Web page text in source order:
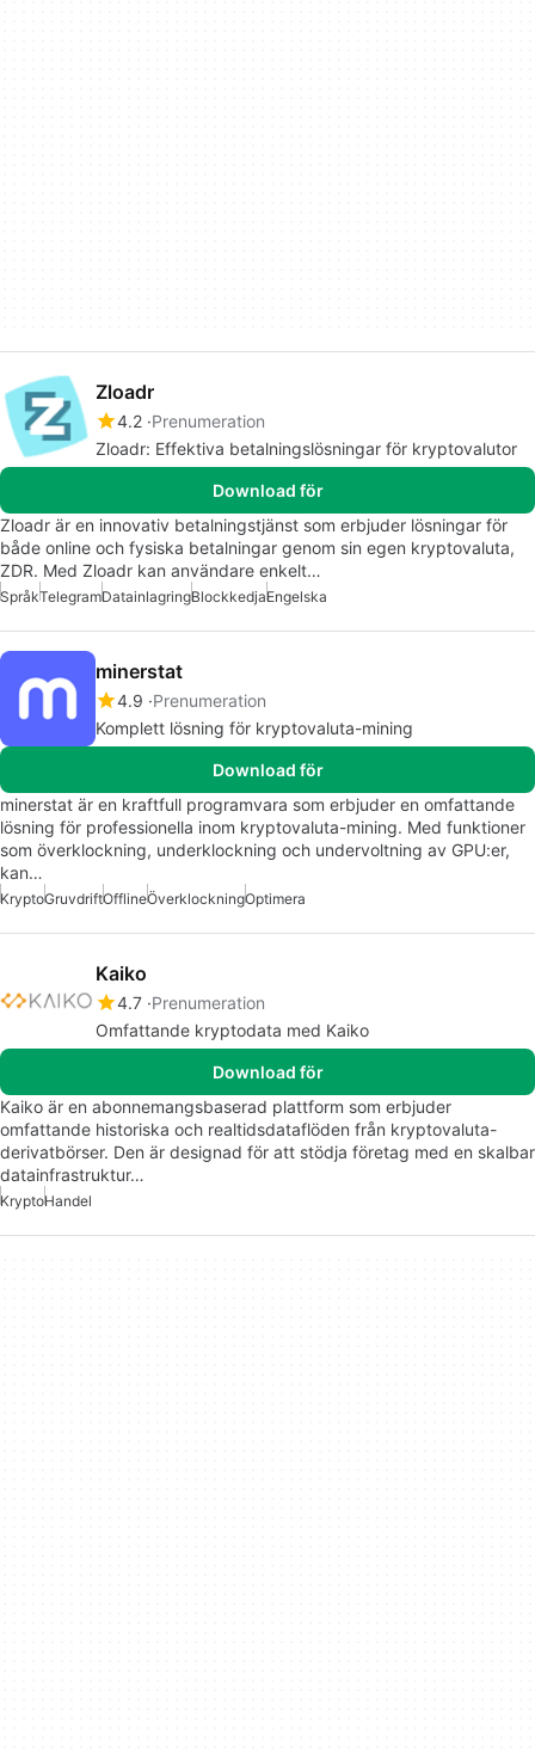
Zloadr
4.2 Prenumeration
Zloadr: Effektiva betalningslösningar för kryptovalutor
Download för
Zloadr är en innovativ betalningstjänst som erbjuder lösningar för
både online och fysiska betalningar genom sin egen kryptovaluta,
ZDR. Med Zloadr kan användare enkelt…
SpråkTelegramDatainlagringBlockkedjaEngelska
minerstat
4.9 Prenumeration
Komplett lösning för kryptovaluta-mining
Download för
minerstat är en kraftfull programvara som erbjuder en omfattande
lösning för professionella inom kryptovaluta-mining. Med funktioner
som överklockning, underklockning och undervoltning av GPU:er,
kan…
KryptoGruvdriftOfflineÖverklockningOptimera
Kaiko
4.7 Prenumeration
Omfattande kryptodata med Kaiko
Download för
Kaiko är en abonnemangsbaserad plattform som erbjuder
omfattande historiska och realtidsdataflöden från kryptovaluta-
derivatbörser. Den är designad för att stödja företag med en skalbar
datainfrastruktur…
KryptoHandel